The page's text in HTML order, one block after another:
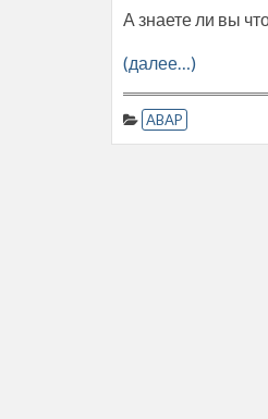
А знаете ли вы
(далее…)
ABAP